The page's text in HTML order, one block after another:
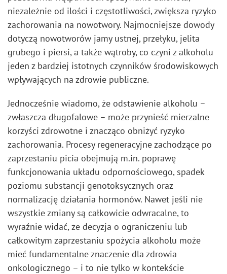
niezależnie od ilości i częstotliwości, zwiększa ryzyko
zachorowania na nowotwory. Najmocniejsze dowody
dotyczą nowotworów jamy ustnej, przełyku, jelita
grubego i piersi, a także wątroby, co czyni z alkoholu
jeden z bardziej istotnych czynników środowiskowych
wpływających na zdrowie publiczne.
Jednocześnie wiadomo, że odstawienie alkoholu –
zwłaszcza długofalowe – może przynieść mierzalne
korzyści zdrowotne i znacząco obniżyć ryzyko
zachorowania. Procesy regeneracyjne zachodzące po
zaprzestaniu picia obejmują m.in. poprawę
funkcjonowania układu odpornościowego, spadek
poziomu substancji genotoksycznych oraz
normalizację działania hormonów. Nawet jeśli nie
wszystkie zmiany są całkowicie odwracalne, to
wyraźnie widać, że decyzja o ograniczeniu lub
całkowitym zaprzestaniu spożycia alkoholu może
mieć fundamentalne znaczenie dla zdrowia
onkologicznego – i to nie tylko w kontekście